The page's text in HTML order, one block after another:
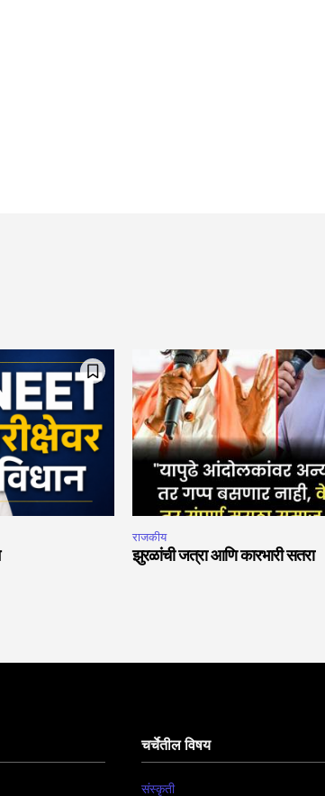
राजकीय
झुरळांची जत्रा आणि कारभारी सतरा
चर्चेतील विषय
संस्कृती